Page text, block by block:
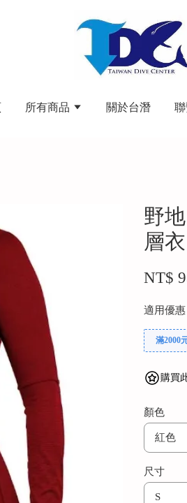
所有商品 關於台潛
野
層
NT$
適用優惠
滿2000
購買
顏色
尺寸